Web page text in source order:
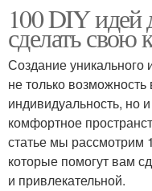
100 DIY идей
сделать свою
Создание уникального
не только
индивидуальность, но
комфортное
статье мы рассмотрим
которые помогут вам
и привлекательной.